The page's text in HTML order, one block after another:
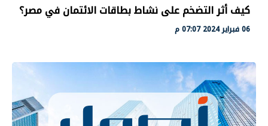
كيف أثر التضخم على نشاط بطاقات الائتمان في مصر؟
06 فبراير 2024 07:07 م